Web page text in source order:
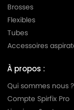
Brosses
Flexibles
Tubes
Accessoires
À propos :
Qui sommes nous ?
Compte Spirfix Pro